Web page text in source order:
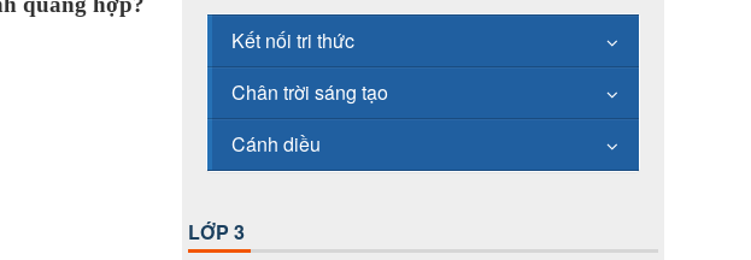
Kết nối tri thức
Chân trời sáng tạo
Cánh diều
LỚP 3